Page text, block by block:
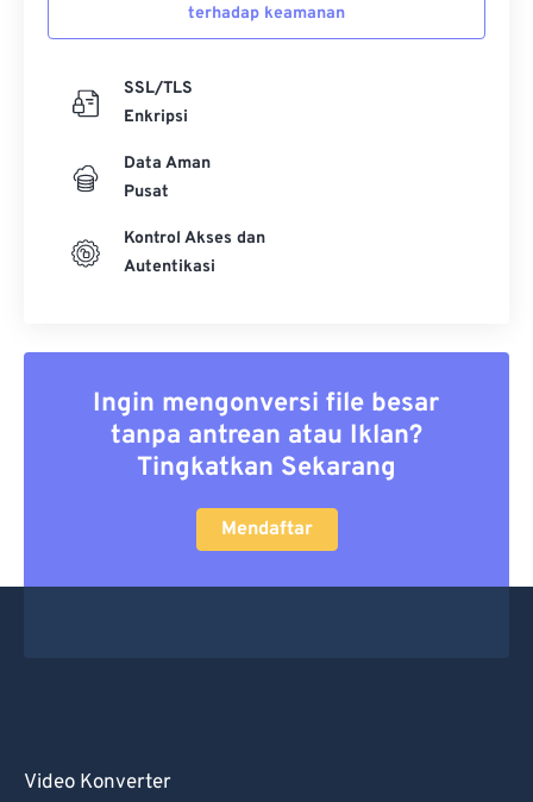
terhadap keamanan
SSL/TLS
Enkripsi
Data Aman
Pusat
Kontrol Akses dan
Autentikasi
Ingin mengonversi file besar
tanpa antrean atau Iklan?
Tingkatkan Sekarang
Mendaftar
Video Konverter